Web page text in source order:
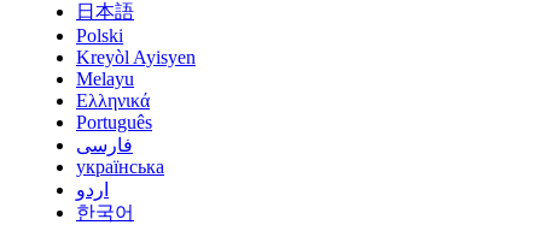
日本語
Polski
Kreyòl Ayisyen
Melayu
Ελληνικά
Português
فارسی
українська
اردو
한국어